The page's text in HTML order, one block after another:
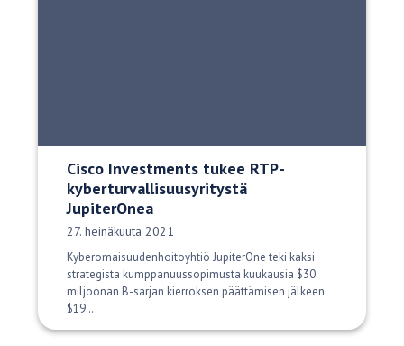
Cisco Investments tukee RTP-
kyberturvallisuusyritystä
JupiterOnea
Julkaisupäivä:
27. heinäkuuta 2021
Kyberomaisuudenhoitoyhtiö JupiterOne teki kaksi
strategista kumppanuussopimusta kuukausia $30
miljoonan B-sarjan kierroksen päättämisen jälkeen
$19…